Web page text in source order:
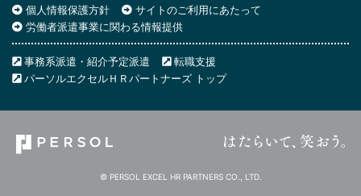
個人情報保護方針
サイトのご利用にあたって
労働者派遣事業に関わる情報提供
事務系派遣・紹介予定派遣
転職支援
パーソルエクセルＨＲパートナーズ トップ
© PERSOL EXCEL HR PARTNERS CO., LTD.